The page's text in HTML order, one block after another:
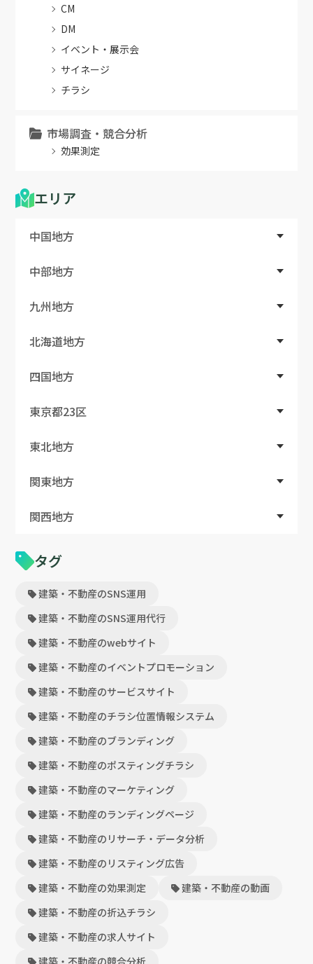
CM
DM
イベント・展示会
サイネージ
チラシ
市場調査・競合分析
効果測定
エリア
中国地方
中部地方
九州地方
北海道地方
四国地方
東京都23区
東北地方
関東地方
関西地方
タグ
建築・不動産のSNS運用
建築・不動産のSNS運用代行
建築・不動産のwebサイト
建築・不動産のイベントプロモーション
建築・不動産のサービスサイト
建築・不動産のチラシ位置情報システム
建築・不動産のブランディング
建築・不動産のポスティングチラシ
建築・不動産のマーケティング
建築・不動産のランディングページ
建築・不動産のリサーチ・データ分析
建築・不動産のリスティング広告
建築・不動産の効果測定
建築・不動産の動画
建築・不動産の折込チラシ
建築・不動産の求人サイト
建築・不動産の競合分析